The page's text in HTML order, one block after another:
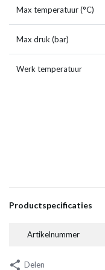
Max temperatuur (°C)
Max druk (bar)
Werk temperatuur
Productspecificaties
Artikelnummer
Delen